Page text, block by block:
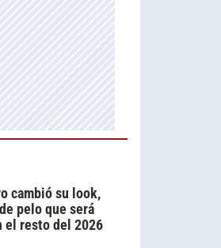
cambió su look,
pelo que será
el resto del 2026